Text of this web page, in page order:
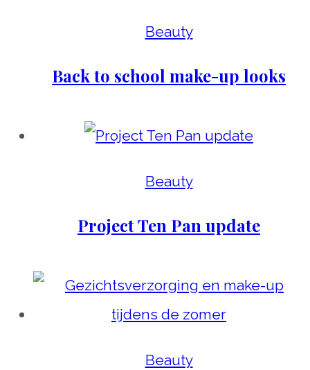
Beauty
Back to school make-up looks
Beauty
Project Ten Pan update
Beauty